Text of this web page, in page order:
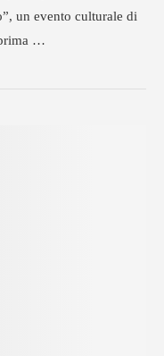
un evento culturale di
…